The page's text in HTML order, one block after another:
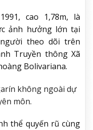
cao 1,78m, là
ảnh hưởng lớn tại
theo dõi trên
Truyền thông Xã
Bolivariana.
không ngoài dự
môn.
thể quyến rũ cùng